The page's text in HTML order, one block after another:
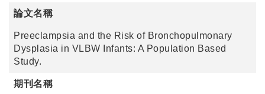
論文名稱
Preeclampsia and the Risk of Bronchopulmonary
Dysplasia in VLBW Infants: A Population Based
Study.
期刊名稱